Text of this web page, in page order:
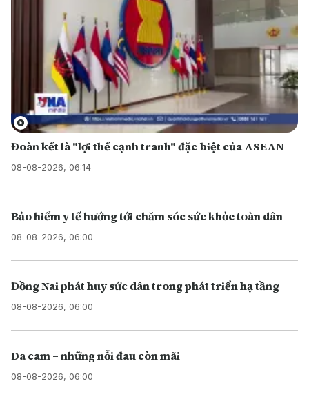
Đoàn kết là "lợi thế cạnh tranh" đặc biệt của ASEAN
08-08-2026, 06:14
Bảo hiểm y tế hướng tới chăm sóc sức khỏe toàn dân
08-08-2026, 06:00
Đồng Nai phát huy sức dân trong phát triển hạ tầng
08-08-2026, 06:00
Da cam – những nỗi đau còn mãi
08-08-2026, 06:00